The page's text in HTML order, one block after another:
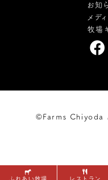
お知
メデ
牧場
©Farms Chiyoda
ふれあい牧場 レストラン